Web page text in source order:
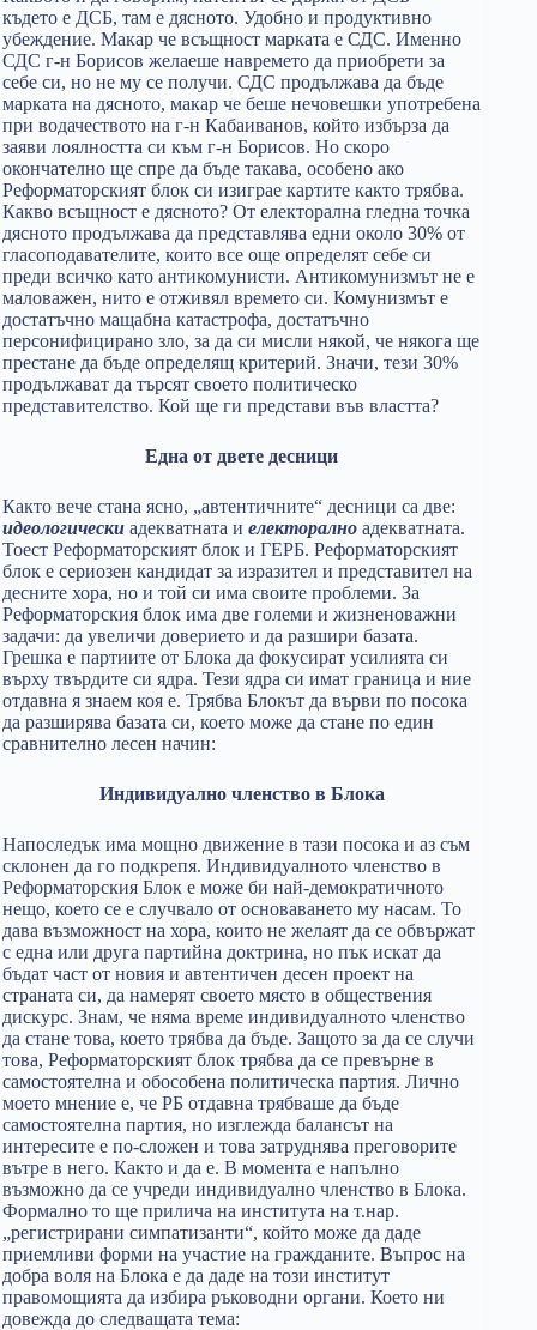
където е ДСБ, там е дясното. Удобно и продуктивно
убеждение. Макар че всъщност марката е СДС. Именно
СДС г-н Борисов желаеше навремето да приобрети за
себе си, но не му се получи. СДС продължава да бъде
марката на дясното, макар че беше нечовешки употребена
при водачеството на г-н Кабаиванов, който избърза да
заяви лоялността си към г-н Борисов. Но скоро
окончателно ще спре да бъде такава, особено ако
Реформаторският блок си изиграе картите както трябва.
Какво всъщност е дясното? От електорална гледна точка
дясното продължава да представлява едни около 30% от
гласоподавателите, които все още определят себе си
преди всичко като антикомунисти. Антикомунизмът не е
маловажен, нито е отживял времето си. Комунизмът е
достатъчно мащабна катастрофа, достатъчно
персонифицирано зло, за да си мисли някой, че някога ще
престане да бъде определящ критерий. Значи, тези 30%
продължават да търсят своето политическо
представителство. Кой ще ги представи във властта?
Една от двете десници
Както вече стана ясно, „автентичните“ десници са две:
идеологически адекватната и електорално адекватната.
Тоест Реформаторският блок и ГЕРБ. Реформаторският
блок е сериозен кандидат за изразител и представител на
десните хора, но и той си има своите проблеми. За
Реформаторския блок има две големи и жизненоважни
задачи: да увеличи доверието и да разшири базата.
Грешка е партиите от Блока да фокусират усилията си
върху твърдите си ядра. Тези ядра си имат граница и ние
отдавна я знаем коя е. Трябва Блокът да върви по посока
да разширява базата си, което може да стане по един
сравнително лесен начин:
Индивидуално членство в Блока
Напоследък има мощно движение в тази посока и аз съм
склонен да го подкрепя. Индивидуалното членство в
Реформаторския Блок е може би най-демократичното
нещо, което се е случвало от основаването му насам. То
дава възможност на хора, които не желаят да се обвържат
с една или друга партийна доктрина, но пък искат да
бъдат част от новия и автентичен десен проект на
страната си, да намерят своето място в обществения
дискурс. Знам, че няма време индивидуалното членство
да стане това, което трябва да бъде. Защото за да се случи
това, Реформаторският блок трябва да се превърне в
самостоятелна и обособена политическа партия. Лично
моето мнение е, че РБ отдавна трябваше да бъде
самостоятелна партия, но изглежда балансът на
интересите е по-сложен и това затруднява преговорите
вътре в него. Както и да е. В момента е напълно
възможно да се учреди индивидуално членство в Блока.
Формално то ще прилича на института на т.нар.
„регистрирани симпатизанти“, който може да даде
приемливи форми на участие на гражданите. Въпрос на
добра воля на Блока е да даде на този институт
правомощията да избира ръководни органи. Което ни
довежда до следващата тема: